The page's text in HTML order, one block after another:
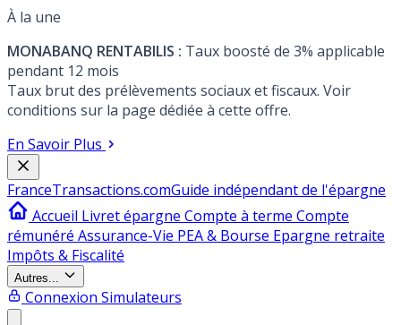
À la une
MONABANQ RENTABILIS : Taux boosté de 3% applicable
pendant 12 mois
Taux brut des prélèvements sociaux et fiscaux. Voir
conditions sur la page dédiée à cette offre.
En Savoir Plus
FranceTransactions.comGuide indépendant de l'épargne
Accueil Livret épargne Compte à terme Compte
rémunéré Assurance-Vie PEA & Bourse Epargne retraite
Impôts & Fiscalité
Autres...
Connexion Simulateurs